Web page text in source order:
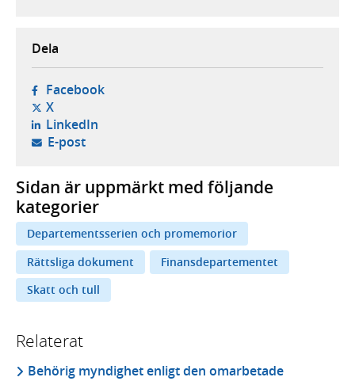
Dela
Facebook- öppnas i ny flik, extern webbplats,
X- öppnas i ny flik, extern webbplats,
LinkedIn- öppnas i ny flik, extern webbplats,
E-post- öppnar din e-postklient,
Sidan är uppmärkt med följande
kategorier
Departementsserien och promemorior
Rättsliga dokument
Finansdepartementet
Skatt och tull
Relaterat
Behörig myndighet enligt den omarbetade